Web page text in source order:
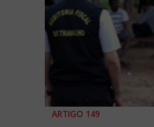
ARTIGO 149